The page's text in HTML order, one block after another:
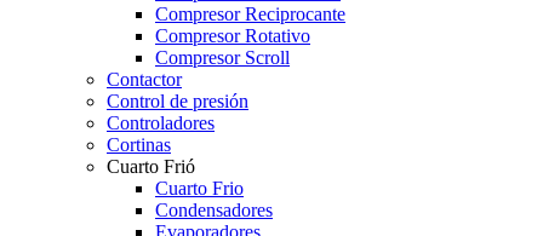
Compresor Reciprocante
Compresor Rotativo
Compresor Scroll
Contactor
Control de presión
Controladores
Cortinas
Cuarto Frió
Cuarto Frio
Condensadores
Evaporadores